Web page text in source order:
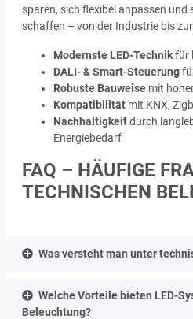
sparen, sich flexibel anpassen und
schaffen – von der Industrie bis
Modernste LED-Technikfür
DALI- & Smart-Steuerung
Robuste Bauweise mit
Kompatibilität mit KNX,
Nachhaltigkeitdurch
Energiebedarf
FAQ – HÄUFIGE
TECHNISCHEN
Was versteht man unter
Welche Vorteile bieten LED-
Beleuchtung?